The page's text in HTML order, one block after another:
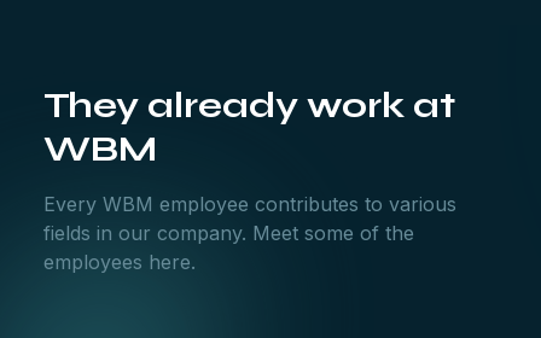
They already work at
WBM
Every WBM employee contributes to various
fields in our company. Meet some of the
employees here.